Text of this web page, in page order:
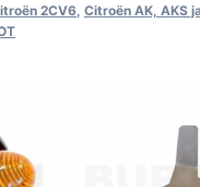
2CV6 Citroën AK, AKS